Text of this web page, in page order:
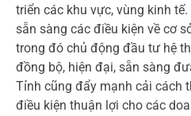
triển các khu vực, vùng kinh
sẵn sàng các điều kiện về cơ
trong đó chủ động đầu tư hệ
đồng bộ, hiện đại, sẵn sàng
Tỉnh cũng đẩy mạnh cải cách
điều kiện thuận lợi cho các